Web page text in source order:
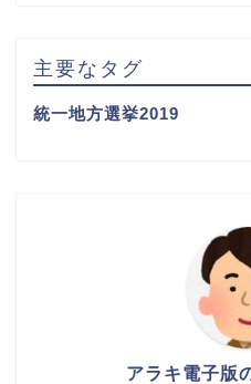
主要なタグ
統一地方選挙2019
アラキ電子版